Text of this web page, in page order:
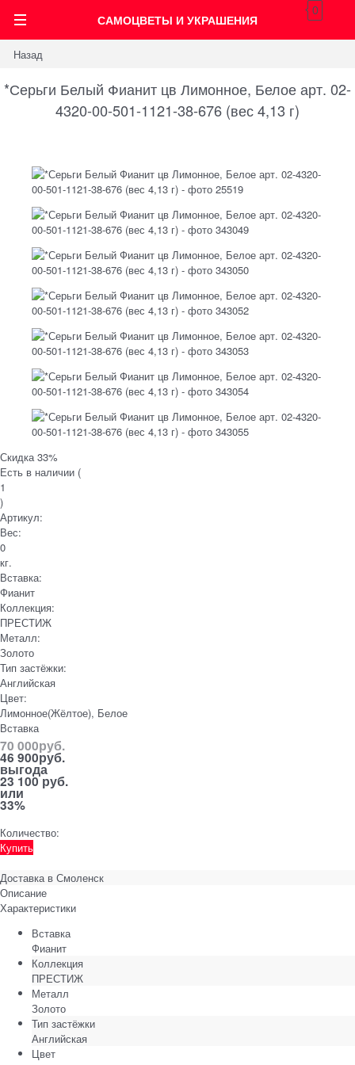
САМОЦВЕТЫ И УКРАШЕНИЯ
0
Назад
*Серьги Белый Фианит цв Лимонное, Белое арт. 02-
4320-00-501-1121-38-676 (вес 4,13 г)
Скидка 33%
Есть в наличии (
1
)
Артикул:
Вес:
0
кг.
Вставка:
Фианит
Коллекция:
ПРЕСТИЖ
Металл:
Золото
Тип застёжки:
Английская
Цвет:
Лимонное(Жёлтое), Белое
Вставка
70 000руб.
46 900руб.
выгода
23 100 руб.
или
33%
Количество:
Купить
Доставка в Смоленск
Описание
Характеристики
Вставка
Фианит
Коллекция
ПРЕСТИЖ
Металл
Золото
Тип застёжки
Английская
Цвет